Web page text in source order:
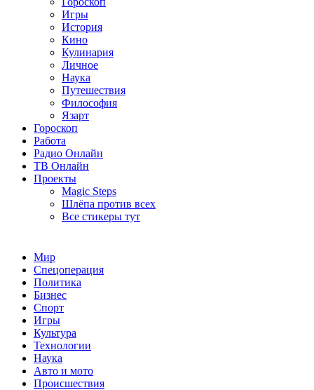
Игры
История
Кино
Кулинария
Личное
Наука
Путешествия
Философия
Язарт
Гороскоп
Работа
Радио Онлайн
ТВ Онлайн
Проекты
Magic Steps
Шлёпа против всех
Все стикеры тут
Мир
Спецоперация
Политика
Бизнес
Спорт
Игры
Культура
Технологии
Наука
Авто и мото
Происшествия